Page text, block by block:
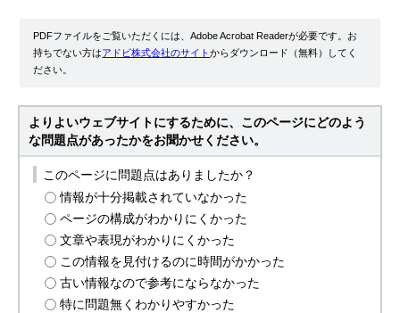
PDFファイルをご覧いただくには、Adobe Acrobat Readerが必要です。お
持ちでない方はアドビ株式会社のサイトからダウンロード（無料）してく
ださい。
よりよいウェブサイトにするために、このページにどのよう
な問題点があったかをお聞かせください。
このページに問題点はありましたか？
情報が十分掲載されていなかった
ページの構成がわかりにくかった
文章や表現がわかりにくかった
この情報を見付けるのに時間がかかった
古い情報なので参考にならなかった
特に問題無くわかりやすかった